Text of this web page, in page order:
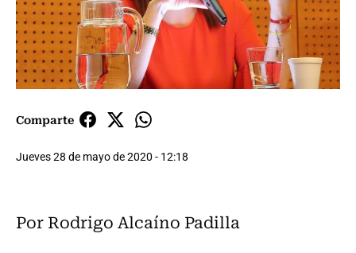
Comparte
Jueves 28 de mayo de 2020 - 12:18
Por Rodrigo Alcaíno Padilla